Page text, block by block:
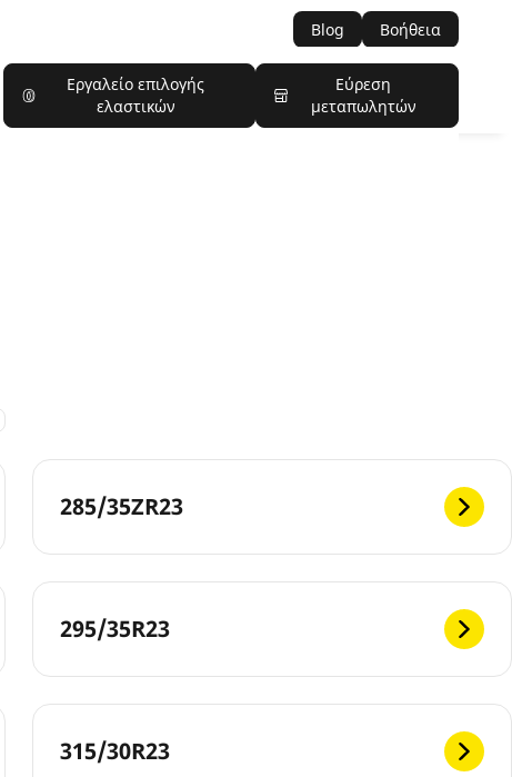
Blog Βοήθεια
Εργαλείο επιλογής
ελαστικών
Εύρεση
μεταπωλητών
285/35ZR23
295/35R23
315/30R23